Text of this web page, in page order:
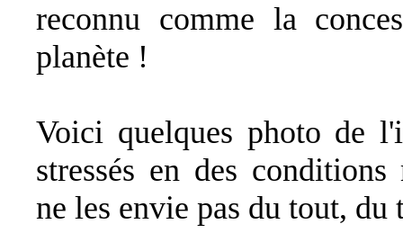
reconnu comme la
planète !
Voici quelques photo de
stressés en des
ne les envie pas du tout, du